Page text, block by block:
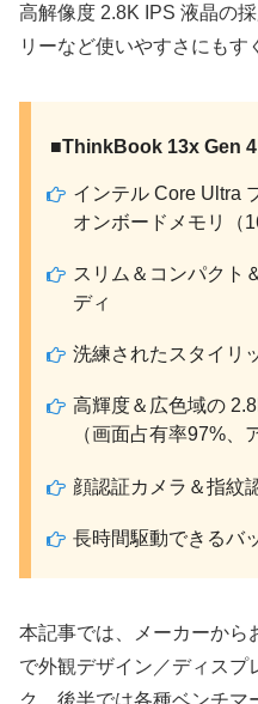
高解像度 2.8K IPS 液晶の
リーなど使いやすさにもす
■ThinkBook 13x Gen
インテル Core Ultra
オンボードメモリ（
スリム＆コンパクト
ディ
洗練されたスタイリ
高輝度＆広色域の
（画面占有率97%、
顔認証カメラ＆指紋
長時間駆動できるバ
本記事では、メーカーから
で外観デザイン／ディスプ
ク、後半では各種ベンチマ